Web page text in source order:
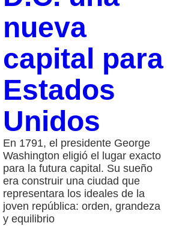
nueva
capital para
Estados
Unidos
En 1791, el presidente George
Washington eligió el lugar exacto
para la futura capital. Su sueño
era construir una ciudad que
representara los ideales de la
joven república: orden, grandeza
y equilibrio